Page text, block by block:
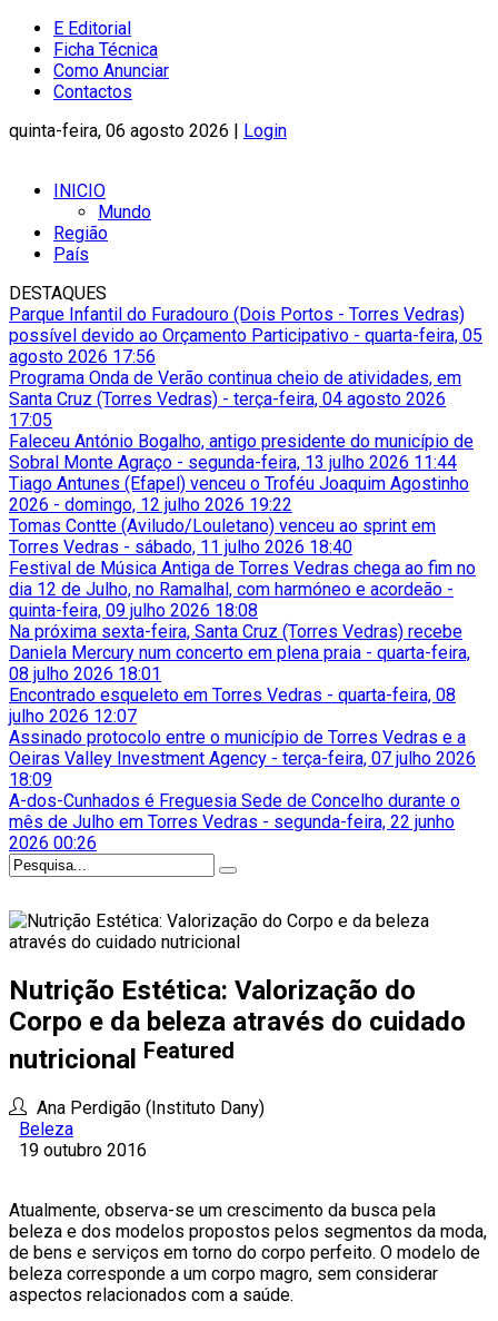
E Editorial
Ficha Técnica
Como Anunciar
Contactos
quinta-feira, 06 agosto 2026 | Login
INICIO
Mundo
Região
País
DESTAQUES
Parque Infantil do Furadouro (Dois Portos - Torres Vedras)
possível devido ao Orçamento Participativo - quarta-feira, 05
agosto 2026 17:56
Programa Onda de Verão continua cheio de atividades, em
Santa Cruz (Torres Vedras) - terça-feira, 04 agosto 2026
17:05
Faleceu António Bogalho, antigo presidente do município de
Sobral Monte Agraço - segunda-feira, 13 julho 2026 11:44
Tiago Antunes (Efapel) venceu o Troféu Joaquim Agostinho
2026 - domingo, 12 julho 2026 19:22
Tomas Contte (Aviludo/Louletano) venceu ao sprint em
Torres Vedras - sábado, 11 julho 2026 18:40
Festival de Música Antiga de Torres Vedras chega ao fim no
dia 12 de Julho, no Ramalhal, com harmóneo e acordeão -
quinta-feira, 09 julho 2026 18:08
Na próxima sexta-feira, Santa Cruz (Torres Vedras) recebe
Daniela Mercury num concerto em plena praia - quarta-feira,
08 julho 2026 18:01
Encontrado esqueleto em Torres Vedras - quarta-feira, 08
julho 2026 12:07
Assinado protocolo entre o município de Torres Vedras e a
Oeiras Valley Investment Agency - terça-feira, 07 julho 2026
18:09
A-dos-Cunhados é Freguesia Sede de Concelho durante o
mês de Julho em Torres Vedras - segunda-feira, 22 junho
2026 00:26
Nutrição Estética: Valorização do
Corpo e da beleza através do cuidado
nutricional Featured
Ana Perdigão (Instituto Dany)
Beleza
19 outubro 2016
Atualmente, observa-se um crescimento da busca pela
beleza e dos modelos propostos pelos segmentos da moda,
de bens e serviços em torno do corpo perfeito. O modelo de
beleza corresponde a um corpo magro, sem considerar
aspectos relacionados com a saúde.